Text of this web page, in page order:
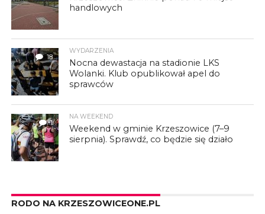
handlowych
18
WYDARZENIA
Nocna dewastacja na stadionie LKS
Wolanki. Klub opublikował apel do
sprawców
1
NA WEEKEND
Weekend w gminie Krzeszowice (7–9
sierpnia). Sprawdź, co będzie się działo
RODO NA KRZESZOWICEONE.PL